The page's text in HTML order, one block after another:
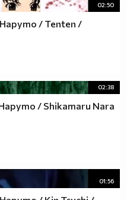
02:50
/ Tenten /
02:38
/ Shikamaru Nara
01:56